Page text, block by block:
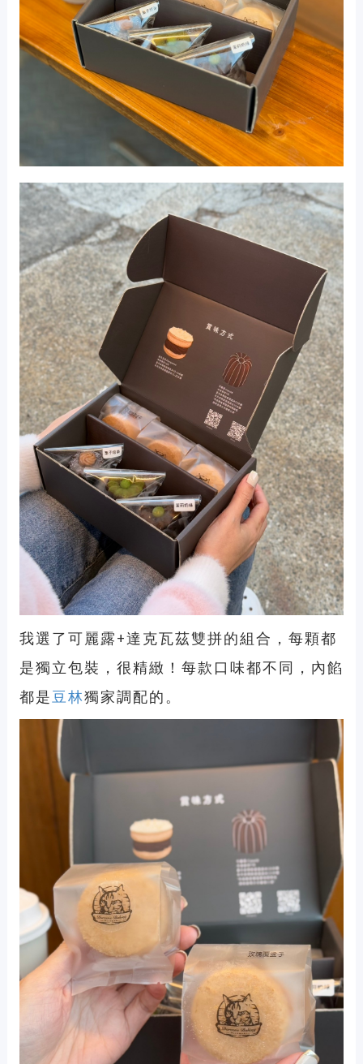
我選了可麗露+達克瓦茲雙拼的組合，每顆都
是獨立包裝，很精緻！每款口味都不同，內餡
都是豆林獨家調配的。